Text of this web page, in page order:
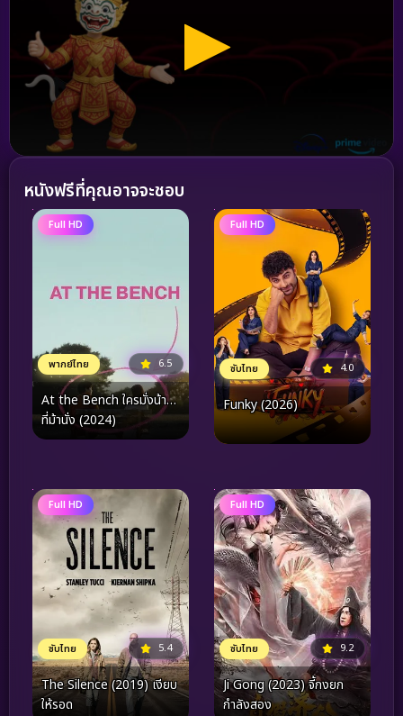
หนังฟรีที่คุณอาจจะชอบ
Full HD
พากย์ไทย 6.5
At the Bench ใครมั่งน้า…
ที่ม้านั่ง (2024)
Full HD
ซับไทย 4.0
Funky (2026)
Full HD
ซับไทย 5.4
The Silence (2019) เงียบ
ให้รอด
Full HD
ซับไทย 9.2
Ji Gong (2023) จี้กงยก
กำลังสอง